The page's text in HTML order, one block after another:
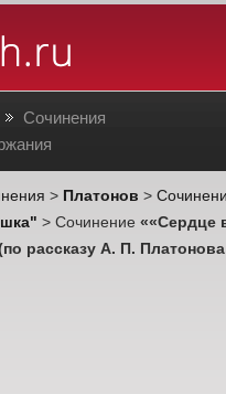
Сочинения
> Платонов >
> Сочинение««Сердце
рассказу А. П.